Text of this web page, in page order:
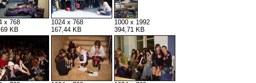
x 768
KB
1024 x 768
167,44 KB
1000 x 1992
394,71 KB